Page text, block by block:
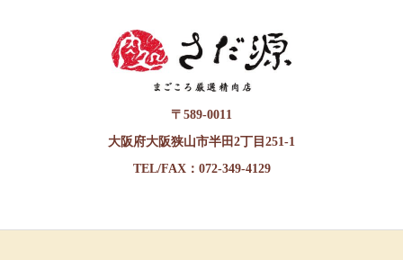
〒589-0011
大阪府大阪狭山市半田2丁目251-1
TEL/FAX：072-349-4129